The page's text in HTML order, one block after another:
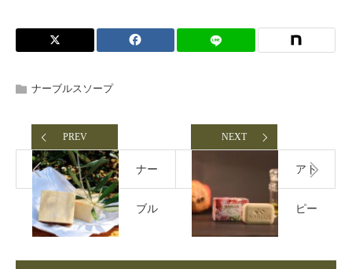
ナーブルスソープ
PREV
ナー
ブル
NEXT
アト
ピー